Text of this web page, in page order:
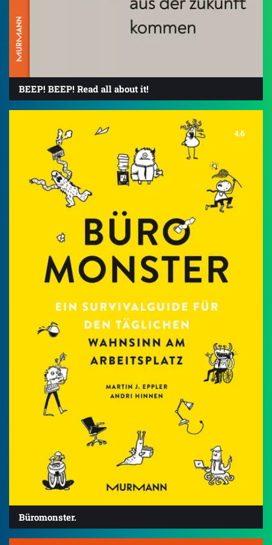
BEEP! BEEP! Read all about it!
4.6
Büromonster.